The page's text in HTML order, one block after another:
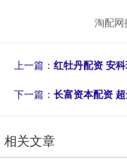
淘配网
上一篇： 红牡丹配资 安
下一篇： 长富资本配资
相关文章